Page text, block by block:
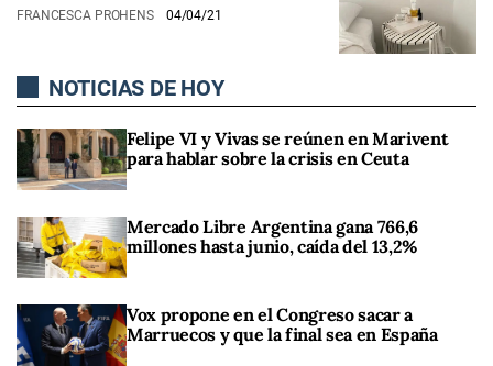
FRANCESCA PROHENS 04/04/21
NOTICIAS DE HOY
Felipe VI y Vivas se reúnen en Marivent
para hablar sobre la crisis en Ceuta
Mercado Libre Argentina gana 766,6
millones hasta junio, caída del 13,2%
Vox propone en el Congreso sacar a
Marruecos y que la final sea en España